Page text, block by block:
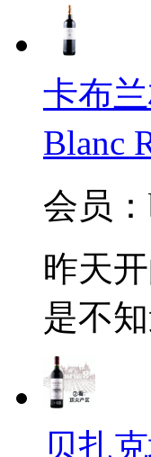
卡布
Blanc
会员
昨天
是不
贝扎